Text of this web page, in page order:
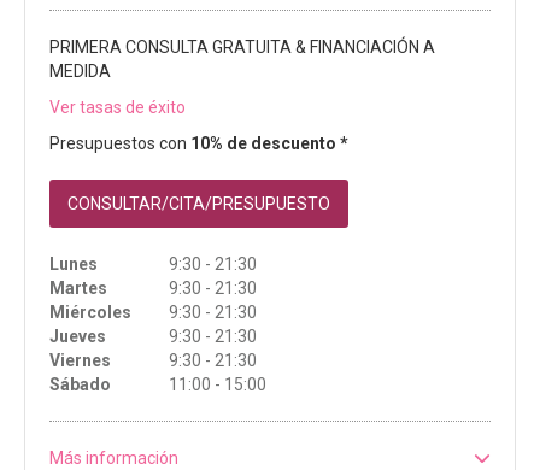
PRIMERA CONSULTA GRATUITA & FINANCIACIÓN A
MEDIDA
Ver tasas de éxito
Presupuestos con 10% de descuento *
CONSULTAR/CITA/PRESUPUESTO
Lunes
9:30 - 21:30
Martes
9:30 - 21:30
Miércoles
9:30 - 21:30
Jueves
9:30 - 21:30
Viernes
9:30 - 21:30
Sábado
11:00 - 15:00
Más información